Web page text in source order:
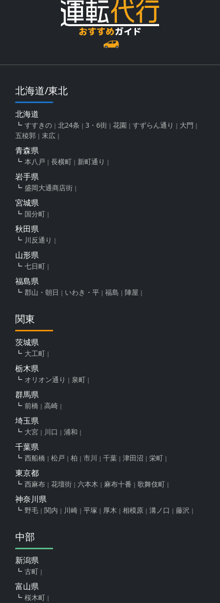
北海道/東北
北海道
すすきの 北24条 3・6街 花園 すずらん通り
大門
五稜郭
末広
青森県
本八戸 長横町 新町通り
岩手県
盛岡大通商店街
宮城県
国分町
秋田県
川反通り
山形県
七日町
福島県
郡山・朝日 いわき・平 福島 陣屋
関東
茨城県
大工町
栃木県
オリオン通り 泉町
群馬県
前橋 高崎
埼玉県
大宮 川口 浦和
千葉県
西船橋 松戸 柏 市川 千葉 津田沼 栄町
東京都
西麻布 花壇街 六本木 麻布十番 歌舞伎町
神奈川県
野毛 関内 川崎 平塚 厚木 相模原 溝ノ口 藤沢
中部
新潟県
古町
富山県
桜木町